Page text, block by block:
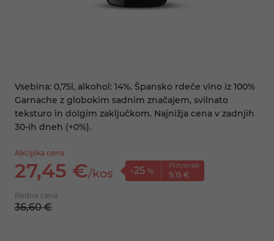
Vsebina: 0,75l, alkohol: 14%. Špansko rdeče vino iz 100%
Garnache z globokim sadnim značajem, svilnato
teksturo in dolgim zaključkom. Najnižja cena v zadnjih
30-ih dneh (+0%).
Akcijska cena
27,45 €/kos -25 %
Prihranek
9,15 €
Redna cena
36,60 €